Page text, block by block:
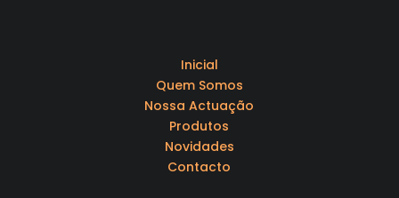
Inicial
Quem Somos
Nossa Actuação
Produtos
Novidades
Contacto